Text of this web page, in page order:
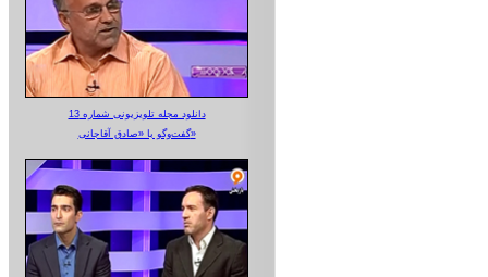
دانلود مجله تلویزیونی شماره 13
گفت‌وگو با «صادق آقاجانی»